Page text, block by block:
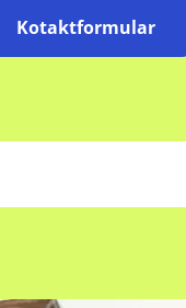
Kotaktformular